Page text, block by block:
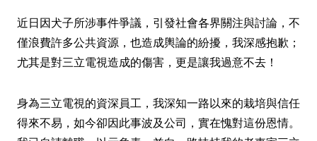
近日因犬子所涉事件爭議，引發社會各界關注與討論，不
僅浪費許多公共資源，也造成輿論的紛擾，我深感抱歉；
尤其是對三立電視造成的傷害，更是讓我過意不去！
身為三立電視的資深員工，我深知一路以來的栽培與信任
得來不易，如今卻因此事波及公司，實在愧對這份恩情。